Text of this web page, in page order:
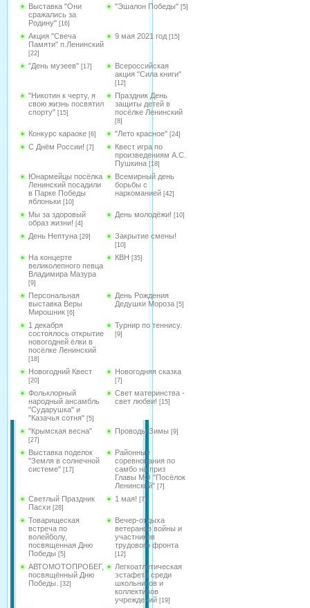
Выставка "Они
сражались за
Родину" [16]
"Эшалон Победы" [5]
Акция "Свеча
Памяти" п.Ленинский
[22]
9 мая 2021 год [15]
"День музеев" [17]
Всероссийская
акция "Сила книги"
[12]
"Никотин к черту, я
свою жизнь посвятил
спорту" [15]
Праздник День
защиты детей в
посёлке Ленинский
[8]
Конкурс караоке [6] "Лето красное" [24]
С Днём России! [7]
Квест игра по
произведениям А.С.
Пушкина [18]
Юнармейцы посёлка
Ленинский посадили
в Парке Победы
яблоньки [10]
Всемирный день
борьбы с
наркоманией [42]
Мы за здоровый
образ жизни! [4]
День молодёжи! [10]
День Нептуна [29] Закрытие смены!
[10]
На концерте
великолепного певца
Владимира Мазура
[9]
КВН [35]
Персональная
выставка Веры
Мирошник [6]
День Рождения
Дедушки Мороза [5]
1 декабря
состоялось открытие
новогодней ёлки в
посёлке Ленинский
[18]
Турнир по теннису.
[9]
Новогодний Квест
[20]
Новогодняя сказка
[7]
Фольклорный
народный ансамбль
"Сударушка" и
"Казачья сотня" [5]
Свет материнства -
свет любви! [15]
"Крымская весна"
[27]
Проводы Зимы [9]
Выставка поделок
"Земля в солнечной
системе" [17]
Районные
соревнования по
самбо на приз
Главы МО "Посёлок
Ленинский" [7]
Светлый Праздник
Пасхи [28]
1 мая! [7]
Товарищеская
встреча по
волейболу,
посвященная Дню
Победы [5]
Вечер-отдыха
ветеранов войны и
участников
трудового фронта
[12]
АВТОМОТОПРОБЕГ,
посвящённый Дню
Победы.
[32]
Легкоатлетическая
эстафета среди
школьников и
коллективов
учреждений [19]